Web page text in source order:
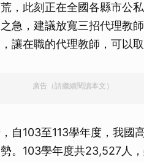
，此刻正在全國各縣市公
急，建議放寬三招代理教
讓在職的代理教師，可以取
廣告（請繼續閱讀本文）
自103至113學年度，我國
。103學年度共23,527人